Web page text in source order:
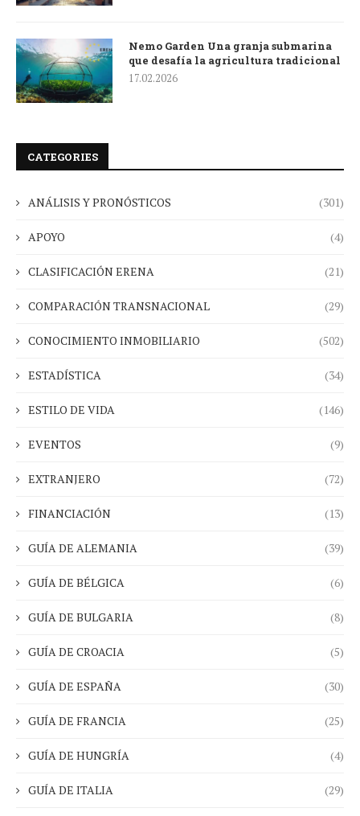
Nemo Garden Una granja submarina
que desafía la agricultura tradicional
17.02.2026
CATEGORIES
ANÁLISIS Y PRONÓSTICOS (301)
APOYO (4)
CLASIFICACIÓN ERENA (21)
COMPARACIÓN TRANSNACIONAL (29)
CONOCIMIENTO INMOBILIARIO (502)
ESTADÍSTICA (34)
ESTILO DE VIDA (146)
EVENTOS (9)
EXTRANJERO (72)
FINANCIACIÓN (13)
GUÍA DE ALEMANIA (39)
GUÍA DE BÉLGICA (6)
GUÍA DE BULGARIA (8)
GUÍA DE CROACIA (5)
GUÍA DE ESPAÑA (30)
GUÍA DE FRANCIA (25)
GUÍA DE HUNGRÍA (4)
GUÍA DE ITALIA (29)